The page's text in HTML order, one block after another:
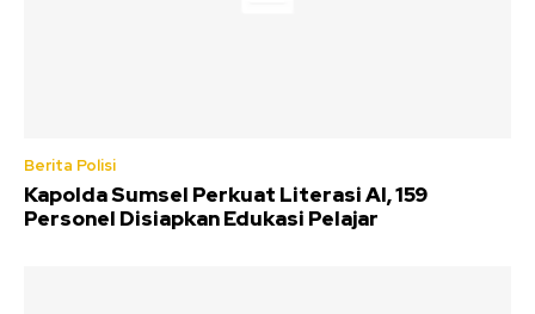
Berita Polisi
Kapolda Sumsel Perkuat Literasi AI, 159
Personel Disiapkan Edukasi Pelajar